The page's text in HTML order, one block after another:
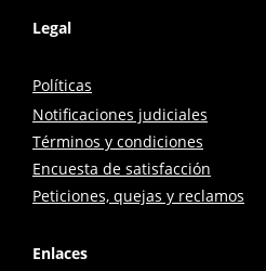
Legal
Políticas
Notificaciones judiciales
Términos y condiciones
Encuesta de satisfacción
Peticiones, quejas y reclamos
Enlaces